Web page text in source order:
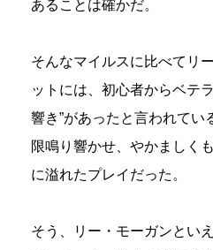
あることは確かだ。
そんなマイルスに比べてリ
ットには、初心者からベテ
響き”があったと言われてい
限鳴り響かせ、やかましく
に溢れたプレイだった。
そう、リー・モーガンとい